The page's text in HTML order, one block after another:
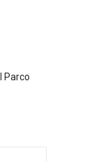
Parco